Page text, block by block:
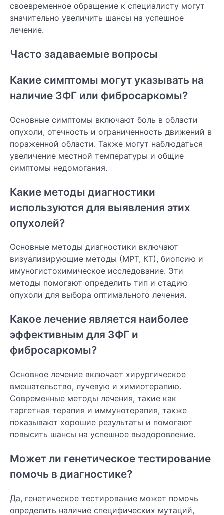
своевременное обращение к специалисту могут
значительно увеличить шансы на успешное
лечение.
Часто задаваемые вопросы
Какие симптомы могут указывать на
наличие ЗФГ или фибросаркомы?
Основные симптомы включают боль в области
опухоли, отечность и ограниченность движений в
пораженной области. Также могут наблюдаться
увеличение местной температуры и общие
симптомы недомогания.
Какие методы диагностики
используются для выявления этих
опухолей?
Основные методы диагностики включают
визуализирующие методы (МРТ, КТ), биопсию и
имуногистохимическое исследование. Эти
методы помогают определить тип и стадию
опухоли для выбора оптимального лечения.
Какое лечение является наиболее
эффективным для ЗФГ и
фибросаркомы?
Основное лечение включает хирургическое
вмешательство, лучевую и химиотерапию.
Современные методы лечения, такие как
таргетная терапия и иммунотерапия, также
показывают хорошие результаты и помогают
повысить шансы на успешное выздоровление.
Может ли генетическое тестирование
помочь в диагностике?
Да, генетическое тестирование может помочь
определить наличие специфических мутаций,